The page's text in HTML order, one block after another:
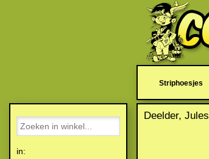
Striphoesjes
Deelder, Jules
in: